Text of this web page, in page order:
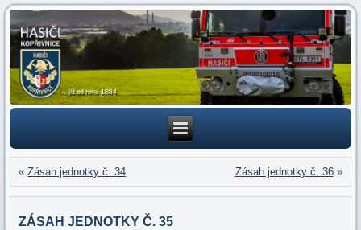
«Zásah jednotky č. 34 Zásah jednotky č. 36»
ZÁSAH JEDNOTKY Č. 35